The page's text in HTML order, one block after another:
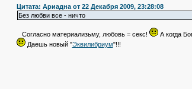
Цитата: Ариадна от 22 Декабря 2009, 23:28:08
Без любви все - ничто
Согласно материализьму, любовь = секс!
А когда
Даешь новый "Эквилибриум"!!!